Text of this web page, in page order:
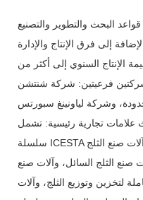
شخصًا في قواعد البحث والتطوير والتصنيع
إلى فرق الإنتاج والإدارة
الإنتاج السنوي إلى أكثر من
شركتين فرعيتين: شركة شنتشن
وشركة لياونينغ سبورتس
علامات تجارية رئيسية: تشمل
سلسلة ICESTA من آلات صنع الثلج الرقائقي، وآلات صنع الثلج
صنع الثلج السائل، وآلات صنع
لتخزين وتوزيع الثلج، وآلات